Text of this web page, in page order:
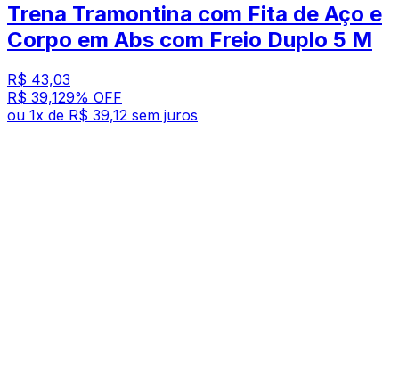
Trena Tramontina com Fita de Aço e
Corpo em Abs com Freio Duplo 5 M
R$ 43,03
R$ 39,129% OFF
ou 1x de R$ 39,12 sem juros